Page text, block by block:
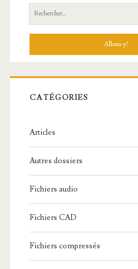
R
e
h
r
c
:
CATÉGORIES
Articles
Autres dossiers
Fichiers audio
Fichiers CAD
Fichiers compressés